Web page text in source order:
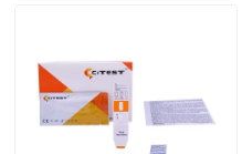
Corredo della prova
Corredo della prova